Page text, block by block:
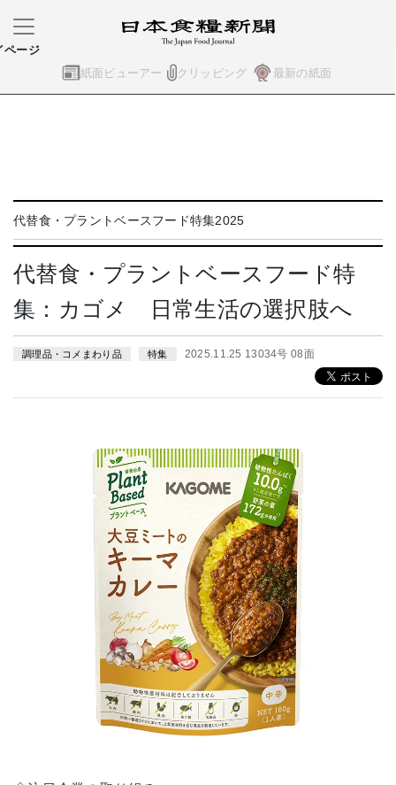
紙面ビューアー クリッピング 最新の紙面
ページ
代替食・プラントベースフード特集2025
代替食・プラントベースフード特
集：カゴメ 日常生活の選択肢へ
調理品・コメまわり品 特集 2025.11.25 13034号 08面